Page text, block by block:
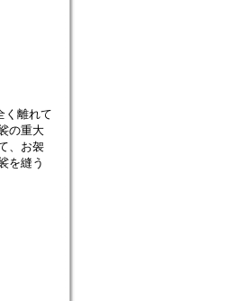
く離れて
の重大
、お袈
を縫う